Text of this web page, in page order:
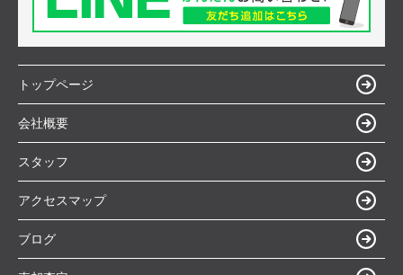
トップページ
会社概要
スタッフ
アクセスマップ
ブログ